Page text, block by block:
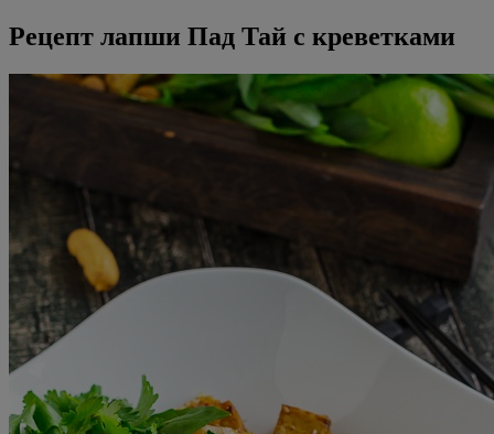
Рецепт лапши Пад Тай с креветками